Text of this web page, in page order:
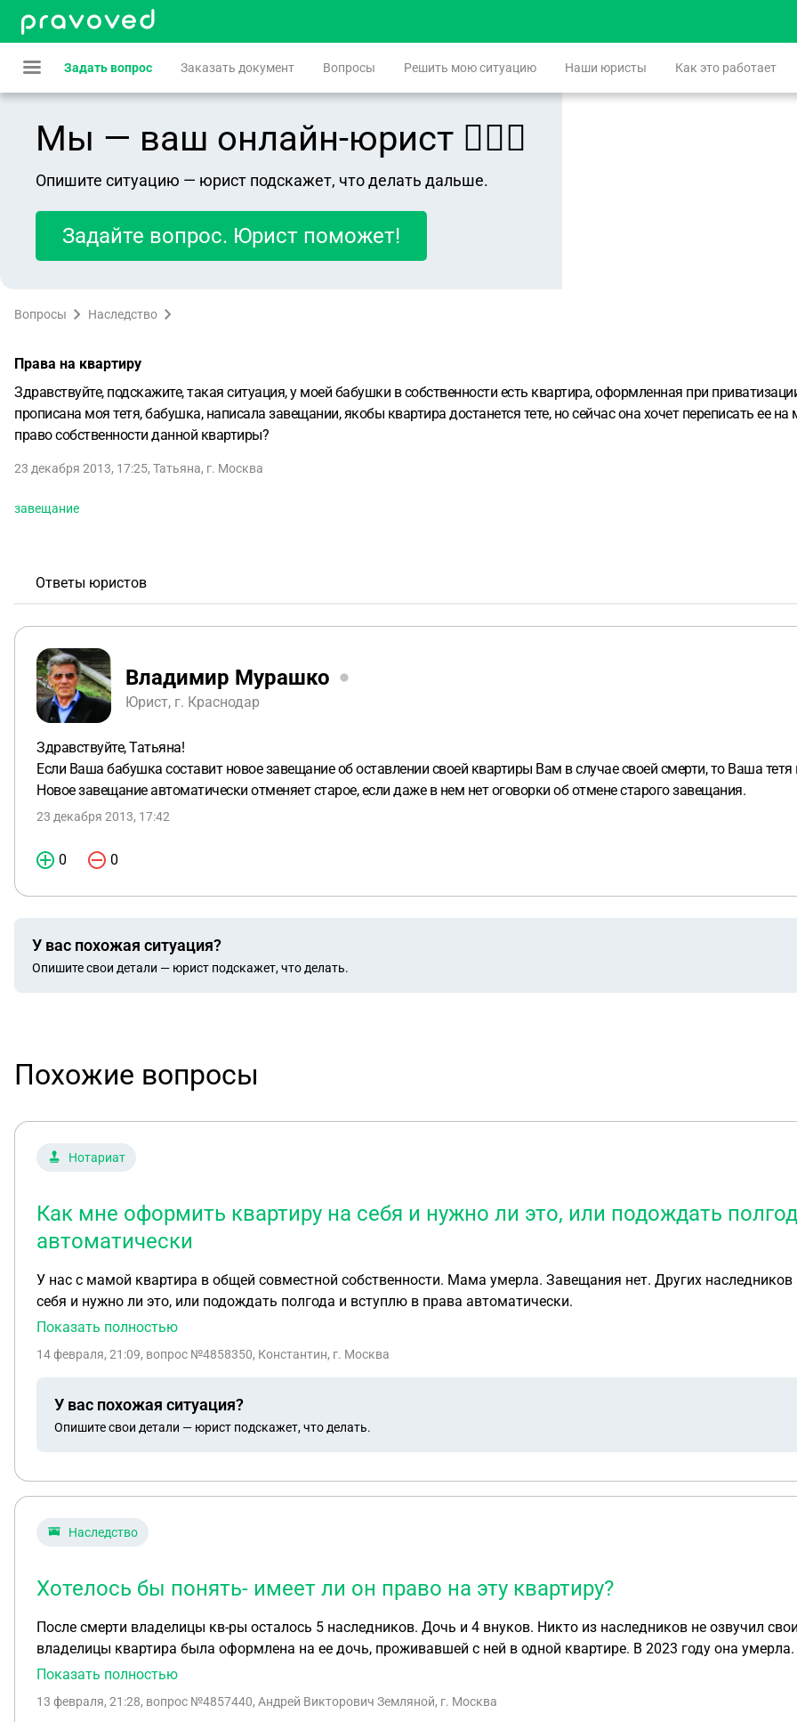
Задать вопрос Заказать документ Вопросы Решить мою ситуацию Наши юристы Как это работает
Мы — ваш онлайн-юрист 👨🏻‍⚖️
Опишите ситуацию — юрист подскажет, что делать дальше.
Задайте вопрос. Юрист поможет!
Вопросы Наследство
Права на квартиру
Здравствуйте, подскажите, такая ситуация, у моей бабушки в собственности есть квартира, оформленная при
прописана моя тетя, бабушка, написала завещании, якобы квартира достанется тете, но сейчас она хочет переписать ее
право собственности данной квартиры?
23 декабря 2013, 17:25, Татьяна, г. Москва
завещание
Ответы юристов
Владимир Мурашко
Юрист, г. Краснодар
Здравствуйте, Татьяна!
Если Ваша бабушка составит новое завещание об оставлении своей квартиры Вам в случае своей смерти, то Ваша тетя
Новое завещание автоматически отменяет старое, если даже в нем нет оговорки об отмене старого завещания.
23 декабря 2013, 17:42
0 0
У вас похожая ситуация?
Опишите свои детали — юрист подскажет, что делать.
Похожие вопросы
Нотариат
Как мне оформить квартиру на себя и нужно ли это, или подождать
автоматически
У нас с мамой квартира в общей совместной собственности. Мама умерла. Завещания нет. Других
себя и нужно ли это, или подождать полгода и вступлю в права автоматически.
Показать полностью
14 февраля, 21:09, вопрос №4858350, Константин, г. Москва
У вас похожая ситуация?
Опишите свои детали — юрист подскажет, что делать.
Наследство
Хотелось бы понять- имеет ли он право на эту квартиру?
После смерти владелицы кв-ры осталось 5 наследников. Дочь и 4 внуков. Никто из наследников не озвучил
владелицы квартира была оформлена на ее дочь, проживавшей с ней в одной квартире. В 2023 году она
лет не претендовал. Год назад в суд было подано заявление о праве на квартиру одним из внуков . Он племянник умершей в 2023 году. 3 оставшихся ее дети.
квартиру?
Показать полностью
13 февраля, 21:28, вопрос №4857440, Андрей Викторович Земляной, г. Москва